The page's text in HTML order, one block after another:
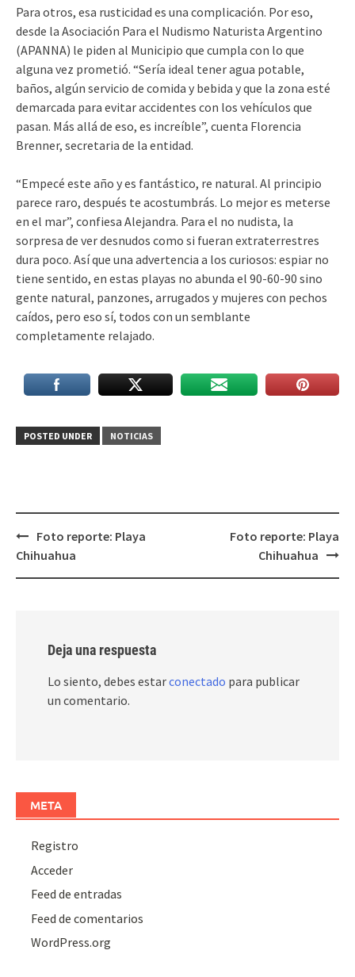
Para otros, esa rusticidad es una complicación. Por eso,
desde la Asociación Para el Nudismo Naturista Argentino
(APANNA) le piden al Municipio que cumpla con lo que
alguna vez prometió. “Sería ideal tener agua potable,
baños, algún servicio de comida y bebida y que la zona esté
demarcada para evitar accidentes con los vehículos que
pasan. Más allá de eso, es increíble”, cuenta Florencia
Brenner, secretaria de la entidad.
“Empecé este año y es fantástico, re natural. Al principio
parece raro, después te acostumbrás. Lo mejor es meterse
en el mar”, confiesa Alejandra. Para el no nudista, la
sorpresa de ver desnudos como si fueran extraterrestres
dura poco. Así que una advertencia a los curiosos: espiar no
tiene sentido, en estas playas no abunda el 90-60-90 sino
gente natural, panzones, arrugados y mujeres con pechos
caídos, pero eso sí, todos con un semblante
completamente relajado.
POSTED UNDER NOTICIAS
Post
navigation
Foto reporte: Playa
Chihuahua
Foto reporte: Playa
Chihuahua
Deja una respuesta
Lo siento, debes estarconectado para publicar
un comentario.
META
Registro
Acceder
Feed de entradas
Feed de comentarios
WordPress.org